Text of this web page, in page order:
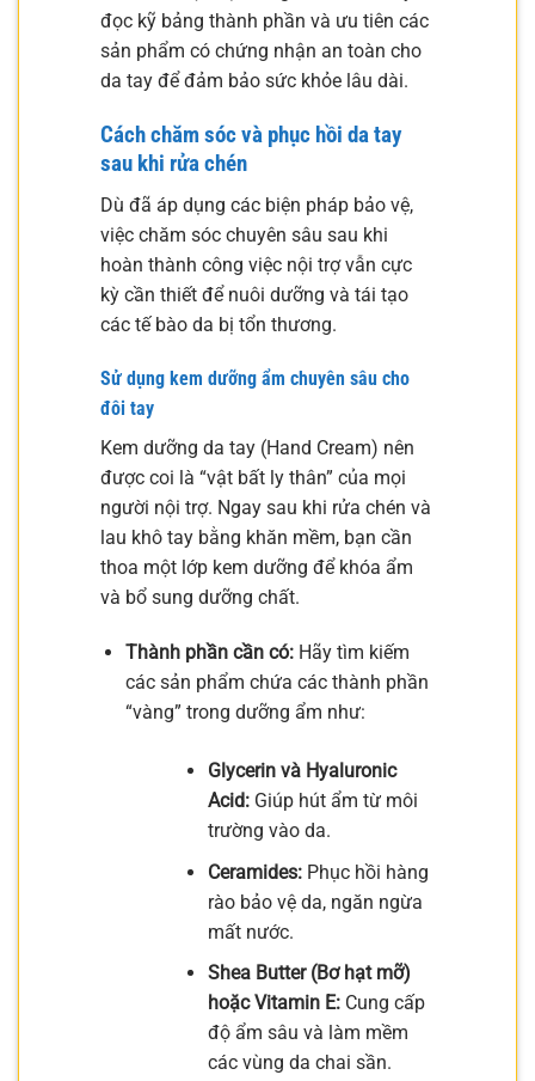
đọc kỹ bảng thành phần và ưu tiên các
sản phẩm có chứng nhận an toàn cho
da tay để đảm bảo sức khỏe lâu dài.
Cách chăm sóc và phục hồi da tay
sau khi rửa chén
Dù đã áp dụng các biện pháp bảo vệ,
việc chăm sóc chuyên sâu sau khi
hoàn thành công việc nội trợ vẫn cực
kỳ cần thiết để nuôi dưỡng và tái tạo
các tế bào da bị tổn thương.
Sử dụng kem dưỡng ẩm chuyên sâu cho
đôi tay
Kem dưỡng da tay (Hand Cream) nên
được coi là “vật bất ly thân” của mọi
người nội trợ. Ngay sau khi rửa chén và
lau khô tay bằng khăn mềm, bạn cần
thoa một lớp kem dưỡng để khóa ẩm
và bổ sung dưỡng chất.
Thành phần cần có:Hãy tìm kiếm
các sản phẩm chứa các thành phần
“vàng” trong dưỡng ẩm như:
Glycerin và Hyaluronic
Acid:Giúp hút ẩm từ môi
trường vào da.
Ceramides:Phục hồi hàng
rào bảo vệ da, ngăn ngừa
mất nước.
Shea Butter (Bơ hạt mỡ)
hoặc Vitamin E:Cung cấp
độ ẩm sâu và làm mềm
các vùng da chai sần.